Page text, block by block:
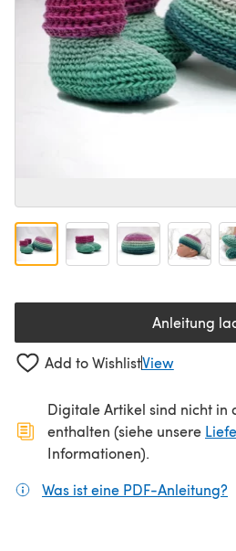
Anleitung
Add to WishlistView
Digitale Artikel sind nicht in
enthalten (siehe unsere
Informationen).
Was ist eine PDF-Anleitung?